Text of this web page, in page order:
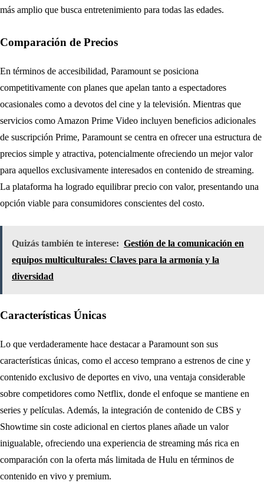
más amplio que busca entretenimiento para todas las edades.
Comparación de Precios
En términos de accesibilidad, Paramount se posiciona
competitivamente con planes que apelan tanto a espectadores
ocasionales como a devotos del cine y la televisión. Mientras que
servicios como Amazon Prime Video incluyen beneficios adicionales
de suscripción Prime, Paramount se centra en ofrecer una estructura de
precios simple y atractiva, potencialmente ofreciendo un mejor valor
para aquellos exclusivamente interesados en contenido de streaming.
La plataforma ha logrado equilibrar precio con valor, presentando una
opción viable para consumidores conscientes del costo.
Quizás también te interese: Gestión de la comunicación en
equipos multiculturales: Claves para la armonía y la
diversidad
Características Únicas
Lo que verdaderamente hace destacar a Paramount son sus
características únicas, como el acceso temprano a estrenos de cine y
contenido exclusivo de deportes en vivo, una ventaja considerable
sobre competidores como Netflix, donde el enfoque se mantiene en
series y películas. Además, la integración de contenido de CBS y
Showtime sin coste adicional en ciertos planes añade un valor
inigualable, ofreciendo una experiencia de streaming más rica en
comparación con la oferta más limitada de Hulu en términos de
contenido en vivo y premium.